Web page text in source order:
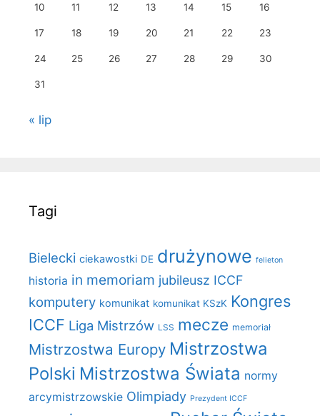
10 11 12 13 14 15 16
17 18 19 20 21 22 23
24 25 26 27 28 29 30
31
« lip
Tagi
Bielecki ciekawostki DE drużynowe felieton
historia in memoriam jubileusz ICCF
komputery komunikat komunikat KSzK Kongres
ICCF Liga Mistrzów LSS mecze memoriał
Mistrzostwa Europy Mistrzostwa
Polski Mistrzostwa Świata normy
arcymistrzowskie Olimpiady Prezydent ICCF